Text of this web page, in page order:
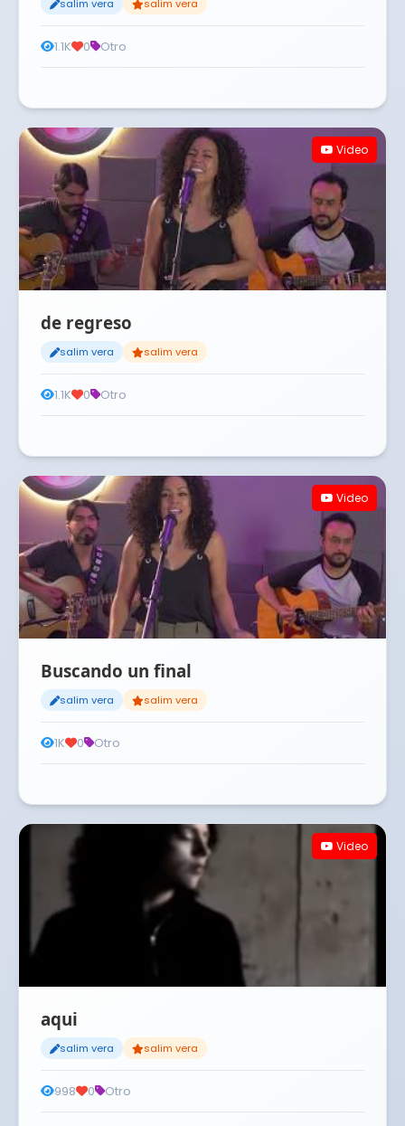
salim vera salim vera
1.1K 0 Otro
Video
de regreso
salim vera salim vera
1.1K 0 Otro
Video
Buscando un final
salim vera salim vera
1K 0 Otro
Video
aqui
salim vera salim vera
998 0 Otro